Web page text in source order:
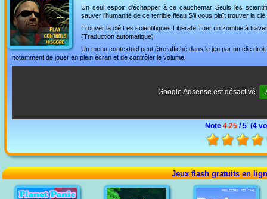
Un seul espoir d'échapper à ce cauchemar Seuls les
sauver l'humanité de ce terrible fléau S'il vous plaît trouver la
Trouver la clé Les scientifiques Liberate Tuer un zombie à
(Traduction automatique)
Un menu contextuel peut être affiché dans le jeu par un clic
notamment de jouer en plein écran et de contrôler le volume.
Google Adsense est désactivé.
Note 4.25 / 5 (4
Jeux flash gratuits en